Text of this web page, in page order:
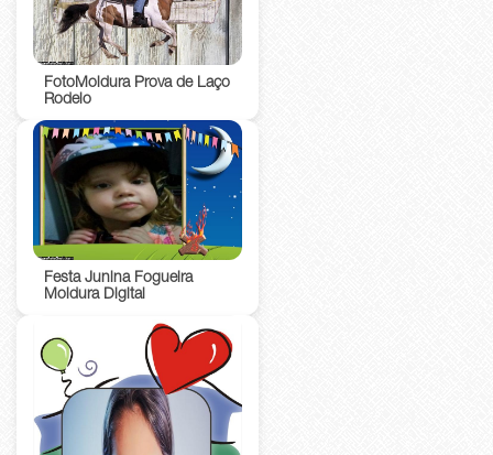
FotoMoldura Prova de Laço
Rodeio
Festa Junina Fogueira
Moldura Digital